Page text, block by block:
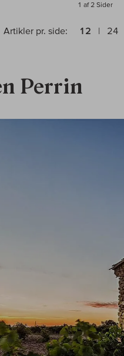
1 af 2 Sider
Artikler pr. side: 12 24
Perrin